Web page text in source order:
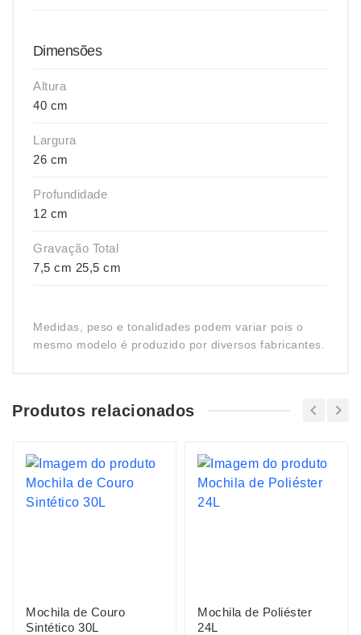
Dimensões
Altura
40 cm
Largura
26 cm
Profundidade
12 cm
Gravação Total
7,5 cm 25,5 cm
Medidas, peso e tonalidades podem variar pois o
mesmo modelo é produzido por diversos fabricantes.
Produtos relacionados
Mochila de Couro
Sintético 30L
Mochila de Poliéster
24L